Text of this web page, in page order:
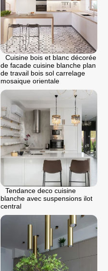
Cuisine bois et blanc décorée
de facade cuisine blanche plan
de travail bois sol carrelage
mosaique orientale
Tendance deco cuisine
blanche avec suspensions ilot
central